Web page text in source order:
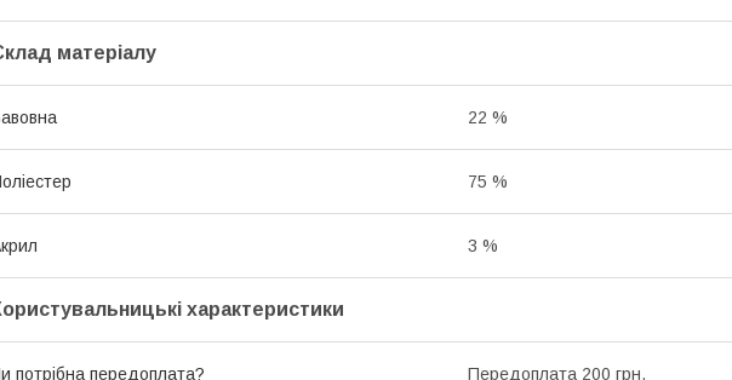
матеріалу
22 %
75 %
3 %
характеристики
потрібна передоплата? Передоплата 200 грн.